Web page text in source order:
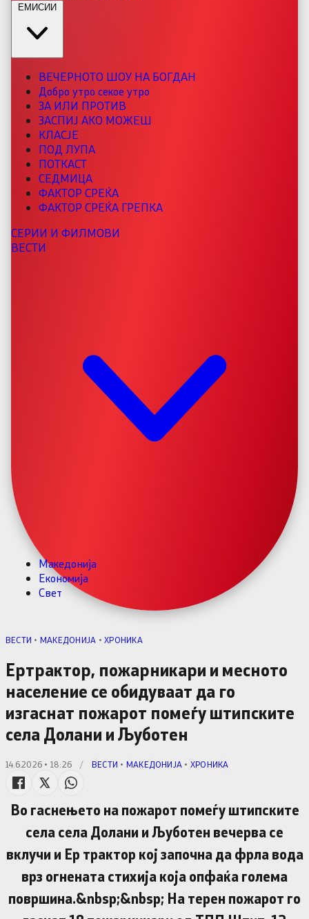
ЕМИСИИ
ВЕЧЕРНОТО ШОУ НА БОГДАН
Добро утро секое утро
ЗА ИЛИ ПРОТИВ
ЗАСПИЈ АКО МОЖЕШ
КЛАСЈЕ
ПОД ЛУПА
ПОТКАСТ
СЕДМИЦА
ФАКТОР СРЕЌА
ФАКТОР СРЕЌА ГРЕПКА
СЕРИИ И ФИЛМОВИ
ВЕСТИ
Македонија
Економија
Свет
ВЕСТИ • МАКЕДОНИЈА •ХРОНИКА
Ертрактор, пожарникари и месното
население се обидуваат да го
изгаснат пожарот помеѓу штипските
села Долани и Љуботен
14.6.2026 • 18:26 / ВЕСТИ • МАКЕДОНИЈА • ХРОНИКА
Во гаснењето на пожарот помеѓу штипските
села села Долани и Љуботен вечерва се
вклучи и Ер трактор кој започна да фрла вода
врз огнената стихија која опфаќа голема
површина.&nbsp;&nbsp; На терен пожарот го